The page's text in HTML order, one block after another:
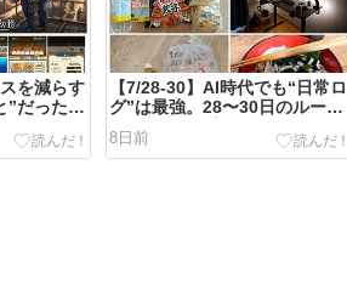
を減らす
”だった｜
とめ
【7/28-30】AI時代でも“日常ロ
グ”は最強。28〜30日のルーテ
ィンと生活改善の記録
8日前